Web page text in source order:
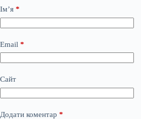
Ім’я *
Email *
Сайт
Додати коментар *